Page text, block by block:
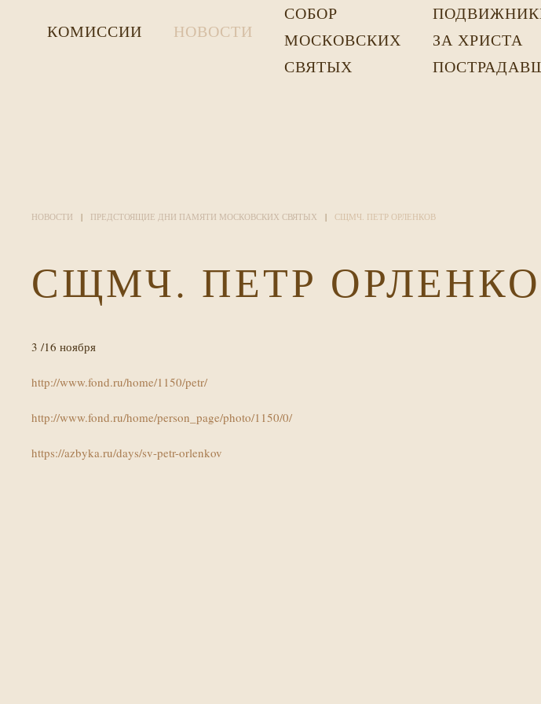
КОМИССИИ НОВОСТИ
СОБОР
МОСКОВСКИХ
СВЯТЫХ
ЗА ХРИСТА
НОВОСТИ ПРЕДСТОЯЩИЕ ДНИ ПАМЯТИ МОСКОВСКИХ СВЯТЫХ СЩМЧ. ПЕТР ОРЛЕНКОВ
СЩМЧ. ПЕТР
3 /16 ноября
http://www.fond.ru/home/1150/petr/
http://www.fond.ru/home/person_page/photo/1150/0/
https://azbyka.ru/days/sv-petr-orlenkov